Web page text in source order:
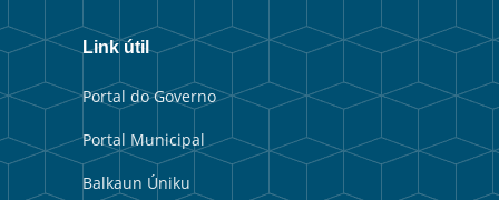
Link útil
Portal do Governo
Portal Municipal
Balkaun Úniku